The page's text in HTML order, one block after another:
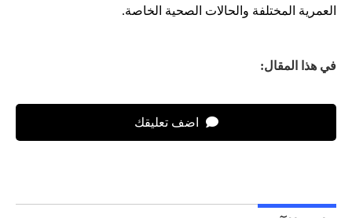
العمرية المختلفة والحالات الصحية الخاصة.
في هذا المقال:
اضف تعليقك